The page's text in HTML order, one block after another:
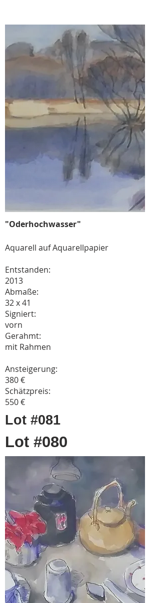
"Oderhochwasser"
Aquarell auf Aquarellpapier
Entstanden:
2013
Abmaße:
32 x 41
Signiert:
vorn
Gerahmt:
mit Rahmen
Ansteigerung:
380 €
Schätzpreis:
550 €
Lot #081
Lot #080